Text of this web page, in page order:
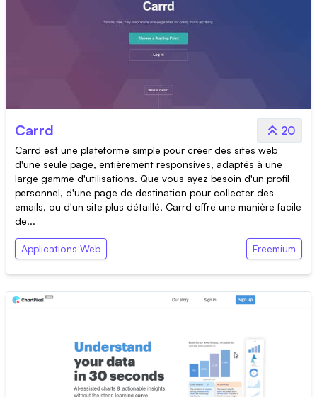
Carrd 20
Carrd est une plateforme simple pour créer des sites web
d'une seule page, entièrement responsives, adaptés à une
large gamme d'utilisations. Que vous ayez besoin d'un profil
personnel, d'une page de destination pour collecter des
emails, ou d'un site plus détaillé, Carrd offre une manière facile
de...
Applications Web Freemium